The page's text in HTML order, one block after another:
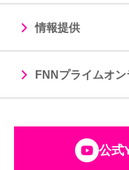
情報提供
FNNプライムオ
公式